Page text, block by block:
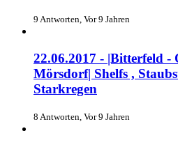
9 Antworten, Vor 9 Jahren
22.06.2017 - |Bitterfeld
Mörsdorf| Shelfs ,
Starkregen
8 Antworten, Vor 9 Jahren